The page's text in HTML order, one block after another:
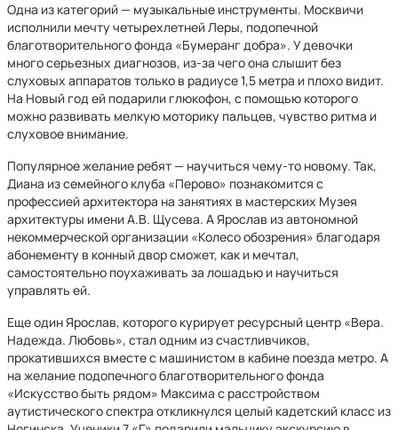
Одна из категорий — музыкальные инструменты. Москвичи
исполнили мечту четырехлетней Леры, подопечной
благотворительного фонда «Бумеранг добра». У девочки
много серьезных диагнозов, из-за чего она слышит без
слуховых аппаратов только в радиусе 1,5 метра и плохо видит.
На Новый год ей подарили глюкофон, с помощью которого
можно развивать мелкую моторику пальцев, чувство ритма и
слуховое внимание.
Популярное желание ребят — научиться чему-то новому. Так,
Диана из семейного клуба «Перово» познакомится с
профессией архитектора на занятиях в мастерских Музея
архитектуры имени А.В. Щусева. А Ярослав из автономной
некоммерческой организации «Колесо обозрения» благодаря
абонементу в конный двор сможет, как и мечтал,
самостоятельно поухаживать за лошадью и научиться
управлять ей.
Еще один Ярослав, которого курирует ресурсный центр «Вера.
Надежда. Любовь», стал одним из счастливчиков,
прокатившихся вместе с машинистом в кабине поезда метро. А
на желание подопечного благотворительного фонда
«Искусство быть рядом» Максима с расстройством
аутистического спектра откликнулся целый кадетский класс из